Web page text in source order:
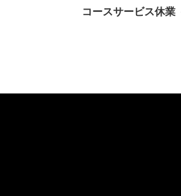
の
コースサービス休業